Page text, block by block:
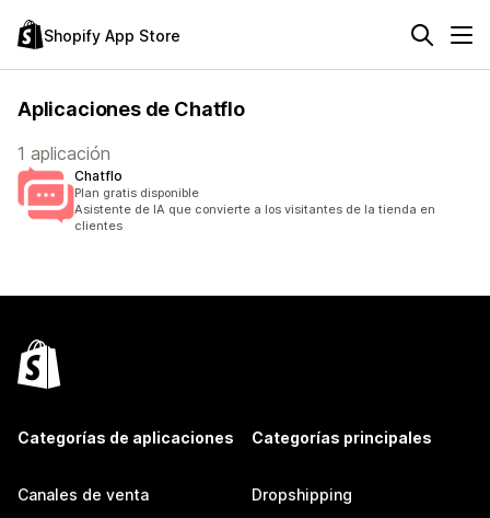
Shopify App Store
Aplicaciones de Chatflo
1 aplicación
Chatflo
Plan gratis disponible
Asistente de IA que convierte a los visitantes de la tienda en
clientes
Categorías de aplicaciones
Canales de venta
Categorías principales
Dropshipping